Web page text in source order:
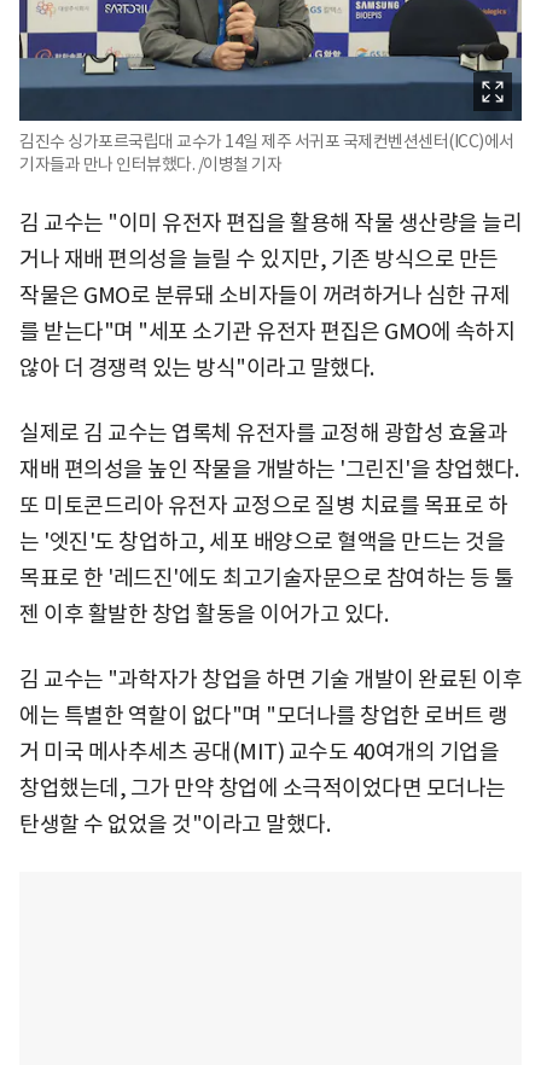
김진수 싱가포르국립대 교수가 14일 제주 서귀포 국제컨벤션센터(ICC)에서
기자들과 만나 인터뷰했다. /이병철 기자
김 교수는 "이미 유전자 편집을 활용해 작물 생산량을 늘리
거나 재배 편의성을 늘릴 수 있지만, 기존 방식으로 만든
작물은 GMO로 분류돼 소비자들이 꺼려하거나 심한 규제
를 받는다"며 "세포 소기관 유전자 편집은 GMO에 속하지
않아 더 경쟁력 있는 방식"이라고 말했다.
실제로 김 교수는 엽록체 유전자를 교정해 광합성 효율과
재배 편의성을 높인 작물을 개발하는 '그린진'을 창업했다.
또 미토콘드리아 유전자 교정으로 질병 치료를 목표로 하
는 '엣진'도 창업하고, 세포 배양으로 혈액을 만드는 것을
목표로 한 '레드진'에도 최고기술자문으로 참여하는 등 툴
젠 이후 활발한 창업 활동을 이어가고 있다.
김 교수는 "과학자가 창업을 하면 기술 개발이 완료된 이후
에는 특별한 역할이 없다"며 "모더나를 창업한 로버트 랭
거 미국 메사추세츠 공대(MIT) 교수도 40여개의 기업을
창업했는데, 그가 만약 창업에 소극적이었다면 모더나는
탄생할 수 없었을 것"이라고 말했다.